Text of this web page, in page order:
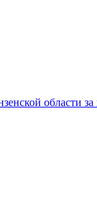
области